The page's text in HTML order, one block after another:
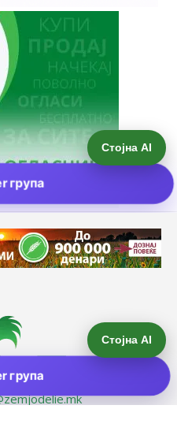
Стојна AI
група